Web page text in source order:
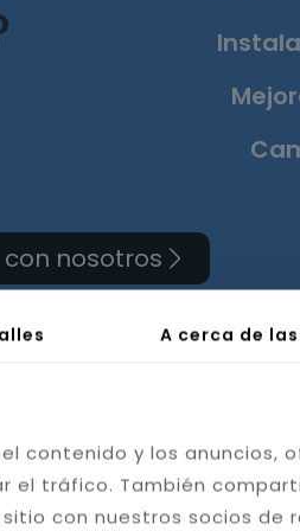
nosotros
de baño
A cerca de
contenido y los anuncios,
el tráfico. También
con nuestros socios de